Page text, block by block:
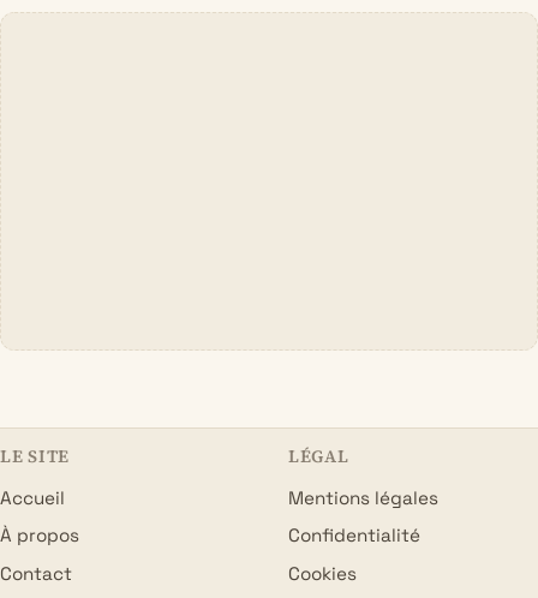
LE SITE
Accueil
À propos
Contact
LÉGAL
Mentions légales
Confidentialité
Cookies